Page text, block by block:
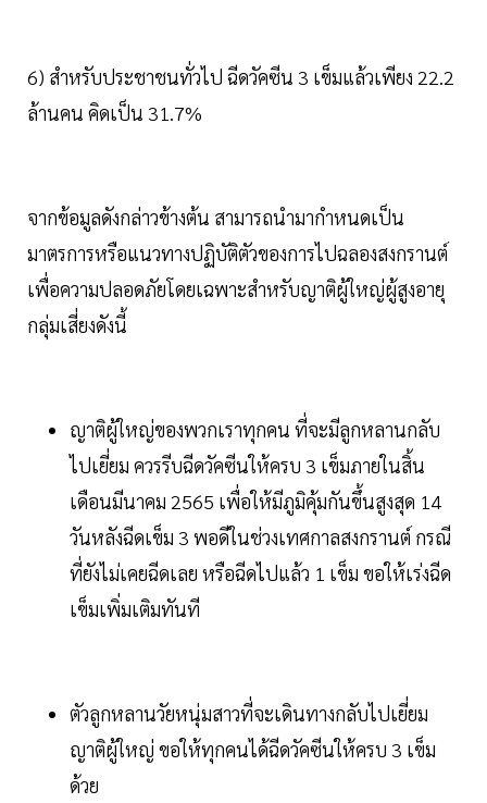
6) สำหรับประชาชนทั่วไป ฉีดวัคซีน 3 เข็มแล้วเพียง 22.2
ล้านคน คิดเป็น 31.7%
จากข้อมูลดังกล่าวข้างต้น สามารถนำมากำหนดเป็น
มาตรการหรือแนวทางปฏิบัติตัวของการไปฉลองสงกรานต์
เพื่อความปลอดภัยโดยเฉพาะสำหรับญาติผู้ใหญ่ผู้สูงอายุ
กลุ่มเสี่ยงดังนี้
ญาติผู้ใหญ่ของพวกเราทุกคน ที่จะมีลูกหลานกลับ
ไปเยี่ยม ควรรีบฉีดวัคซีนให้ครบ 3 เข็มภายในสิ้น
เดือนมีนาคม 2565 เพื่อให้มีภูมิคุ้มกันขึ้นสูงสุด 14
วันหลังฉีดเข็ม 3 พอดีในช่วงเทศกาลสงกรานต์ กรณี
ที่ยังไม่เคยฉีดเลย หรือฉีดไปแล้ว 1 เข็ม ขอให้เร่งฉีด
เข็มเพิ่มเติมทันที
ตัวลูกหลานวัยหนุ่มสาวที่จะเดินทางกลับไปเยี่ยม
ญาติผู้ใหญ่ ขอให้ทุกคนได้ฉีดวัคซีนให้ครบ 3 เข็ม
ด้วย